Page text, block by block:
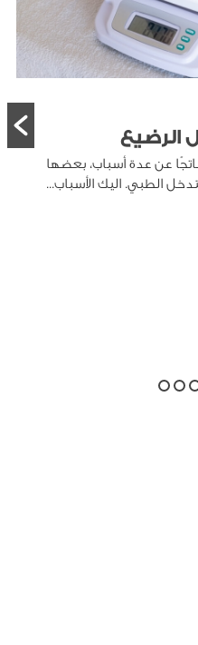
الرضيع
عن عدة أسباب، بعضها
الطبي. اليك الأسباب...